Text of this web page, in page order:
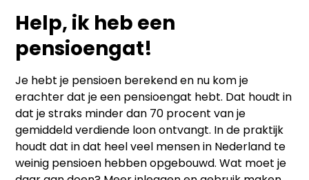
Help, ik heb een
pensioengat!
Je hebt je pensioen berekend en nu kom je
erachter dat je een pensioengat hebt. Dat houdt in
dat je straks minder dan 70 procent van je
gemiddeld verdiende loon ontvangt. In de praktijk
houdt dat in dat heel veel mensen in Nederland te
weinig pensioen hebben opgebouwd. Wat moet je